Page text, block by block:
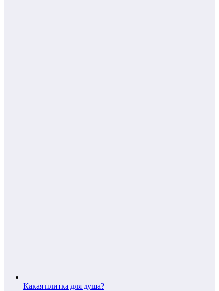
Какая плитка для душа?